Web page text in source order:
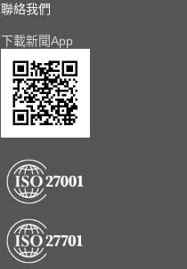
聯絡我們
下載新聞App